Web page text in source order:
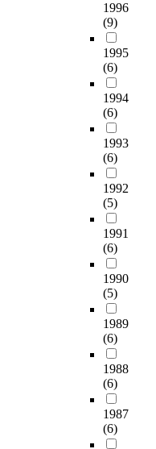
1996
(9)
1995
(6)
1994
(6)
1993
(6)
1992
(5)
1991
(6)
1990
(5)
1989
(6)
1988
(6)
1987
(6)